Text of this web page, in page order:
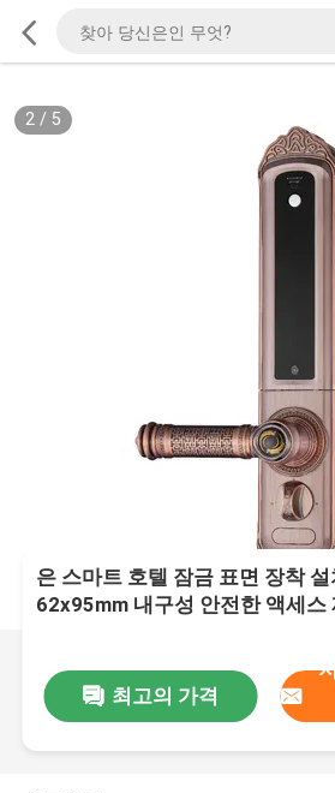
2/ 5
은 스마트 호텔 잠금 표면 장착
62x95mm 내구성 안전한 액세스
최고의 가격